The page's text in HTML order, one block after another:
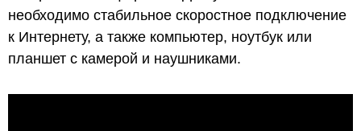
необходимо стабильное скоростное подключение
к Интернету, а также компьютер, ноутбук или
планшет с камерой и наушниками.